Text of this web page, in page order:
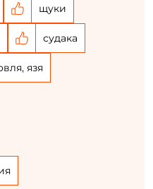
щуки
судака
язя
аккаунт